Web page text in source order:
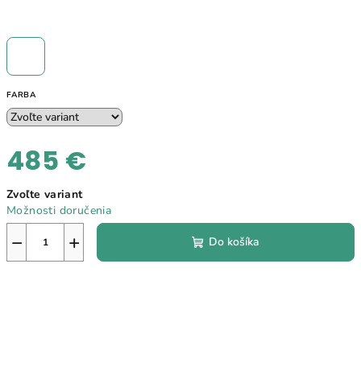
FARBA
485 €
Jednotková
cena:
Zvoľte variant
Možnosti doručenia
+
− Do košíka